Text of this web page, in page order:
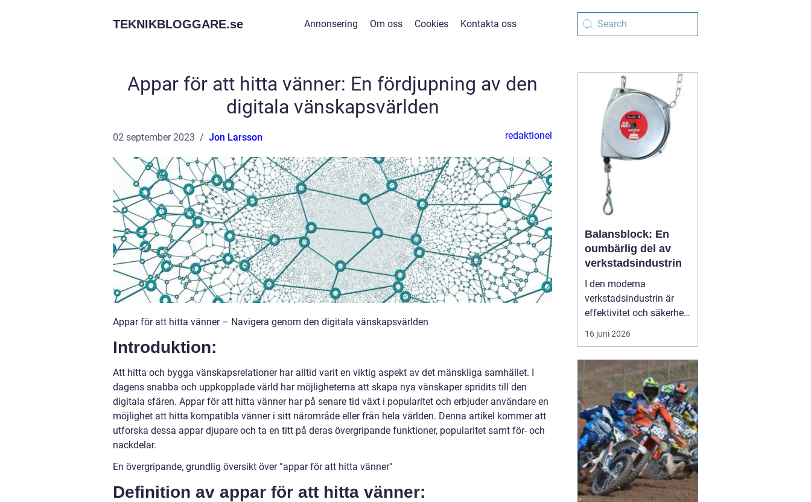
TEKNIKBLOGGARE.se Annonsering Om oss Cookies Kontakta oss
Appar för att hitta vänner: En fördjupning av den
digitala vänskapsvärlden
02 september 2023 Jon Larsson redaktionel
Appar för att hitta vänner – Navigera genom den digitala vänskapsvärlden
Introduktion:
Att hitta och bygga vänskapsrelationer har alltid varit en viktig aspekt av det mänskliga samhället. I
dagens snabba och uppkopplade värld har möjligheterna att skapa nya vänskaper spridits till den
digitala sfären. Appar för att hitta vänner har på senare tid växt i popularitet och erbjuder användare en
möjlighet att hitta kompatibla vänner i sitt närområde eller från hela världen. Denna artikel kommer att
utforska dessa appar djupare och ta en titt på deras övergripande funktioner, popularitet samt för- och
nackdelar.
En övergripande, grundlig översikt över ”appar för att hitta vänner”
Definition av appar för att hitta vänner:
Balansblock: En
oumbärlig del av
verkstadsindustrin
I den moderna
verkstadsindustrin är
effektivitet och säkerhet
grundpelare som inte får
komprometteras. För
tunga verktyg och
maskiner är det
avgörande att ha rätt
hjälpmedel fö...
16 juni 2026